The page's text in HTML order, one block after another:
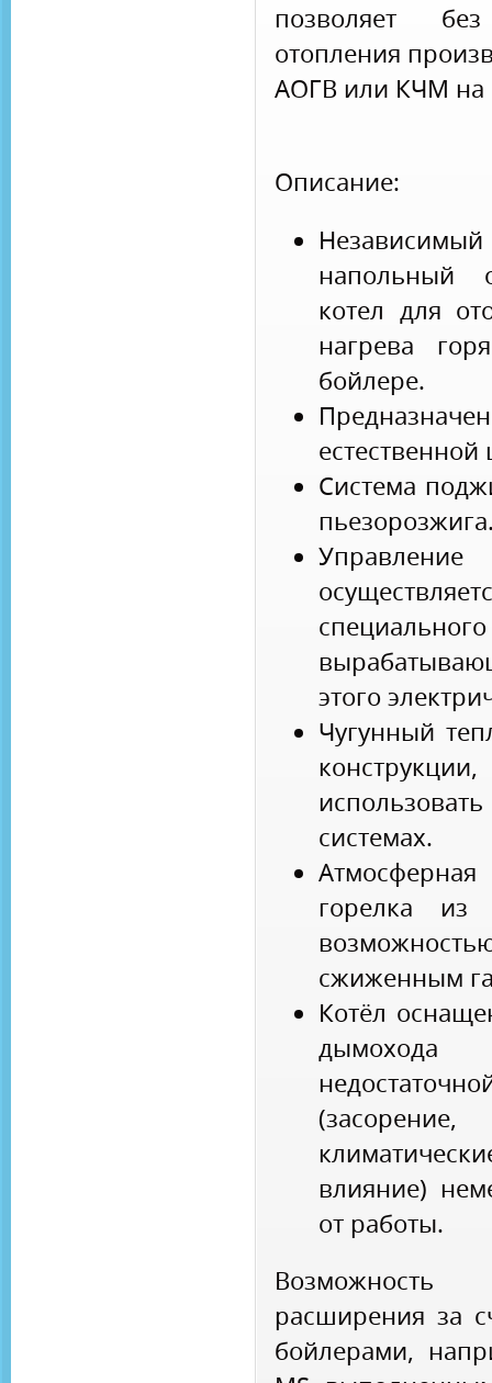
позволяет
отопления
АОГВ или КЧМ на
Описание:
напольный
котел для
нагрева
бойлере.
Система
этого
Чугунный
системах.
Атмосферная
горелка
сжиженным
Котёл
дымохода
влияние)
от работы.
расширения за
бойлерами,